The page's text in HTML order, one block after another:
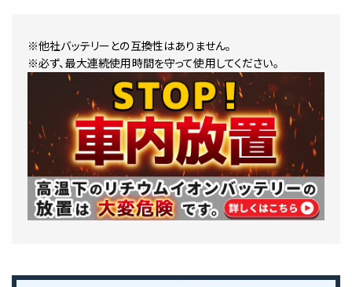
※他社バッテリーとの互換性はありません。
※必ず、最大連続使用時間を守って使用してください。